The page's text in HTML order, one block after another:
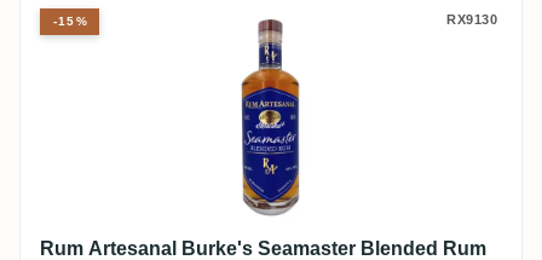
Rum Artesanal Burke's SeamasterRX9130
Rum Artesanal Burke's Seamaster Blended Rum
-15%